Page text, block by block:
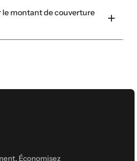
montant de couverture
Économisez